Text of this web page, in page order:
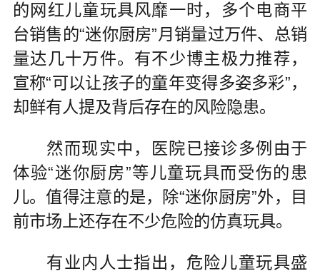
的网红儿童玩具风靡一时，多个电商平
台销售的“迷你厨房”月销量过万件、总销
量达几十万件。有不少博主极力推荐，
宣称“可以让孩子的童年变得多姿多彩”，
却鲜有人提及背后存在的风险隐患。
然而现实中，医院已接诊多例由于
体验“迷你厨房”等儿童玩具而受伤的患
儿。值得注意的是，除“迷你厨房”外，目
前市场上还存在不少危险的仿真玩具。
有业内人士指出，危险儿童玩具盛